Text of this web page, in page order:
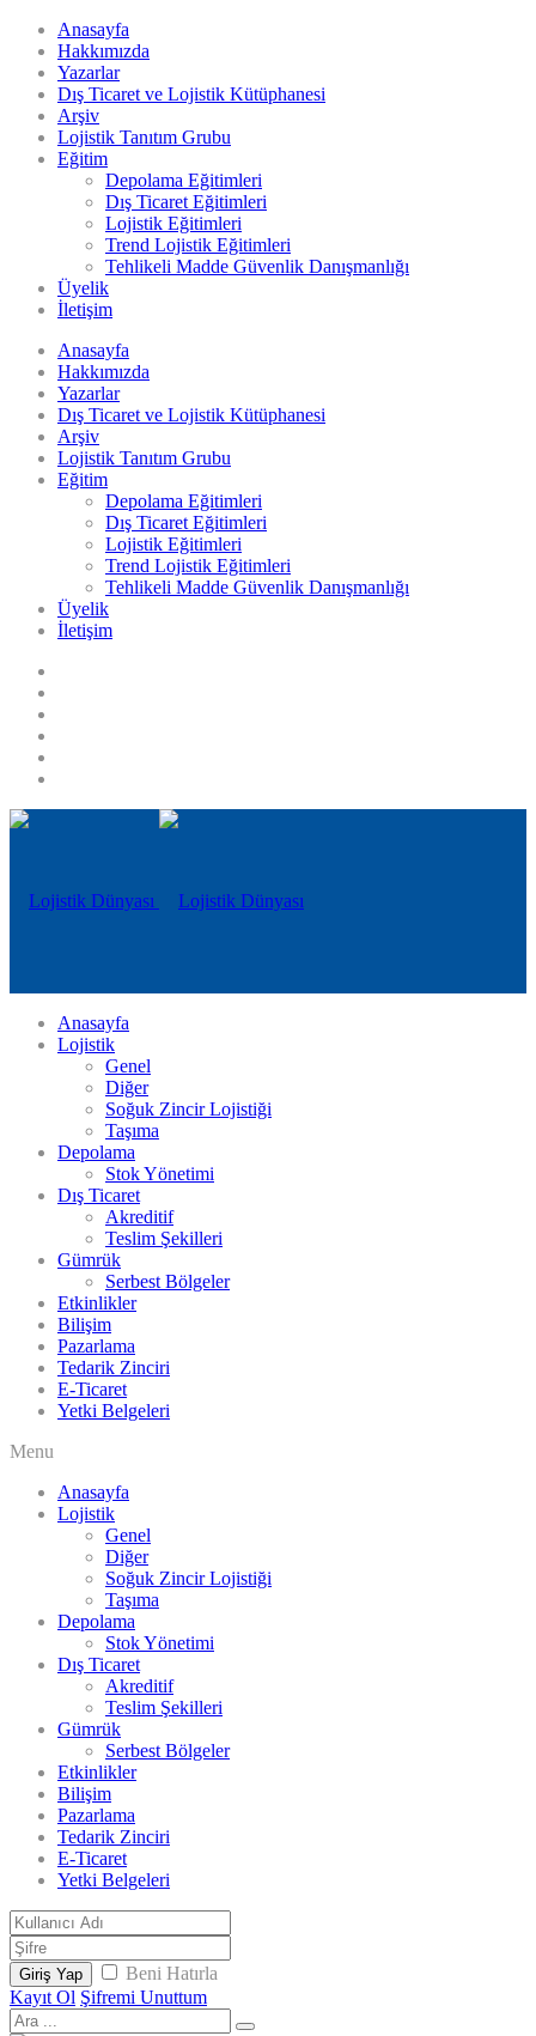
Anasayfa
Hakkımızda
Yazarlar
Dış Ticaret ve Lojistik Kütüphanesi
Arşiv
Lojistik Tanıtım Grubu
Eğitim
Depolama Eğitimleri
Dış Ticaret Eğitimleri
Lojistik Eğitimleri
Trend Lojistik Eğitimleri
Tehlikeli Madde Güvenlik Danışmanlığı
Üyelik
İletişim
Anasayfa
Hakkımızda
Yazarlar
Dış Ticaret ve Lojistik Kütüphanesi
Arşiv
Lojistik Tanıtım Grubu
Eğitim
Depolama Eğitimleri
Dış Ticaret Eğitimleri
Lojistik Eğitimleri
Trend Lojistik Eğitimleri
Tehlikeli Madde Güvenlik Danışmanlığı
Üyelik
İletişim
Anasayfa
Lojistik
Genel
Diğer
Soğuk Zincir Lojistiği
Taşıma
Depolama
Stok Yönetimi
Dış Ticaret
Akreditif
Teslim Şekilleri
Gümrük
Serbest Bölgeler
Etkinlikler
Bilişim
Pazarlama
Tedarik Zinciri
E-Ticaret
Yetki Belgeleri
Menu
Anasayfa
Lojistik
Genel
Diğer
Soğuk Zincir Lojistiği
Taşıma
Depolama
Stok Yönetimi
Dış Ticaret
Akreditif
Teslim Şekilleri
Gümrük
Serbest Bölgeler
Etkinlikler
Bilişim
Pazarlama
Tedarik Zinciri
E-Ticaret
Yetki Belgeleri
Giriş Yap
Beni Hatırla
Kayıt Ol Şifremi Unuttum